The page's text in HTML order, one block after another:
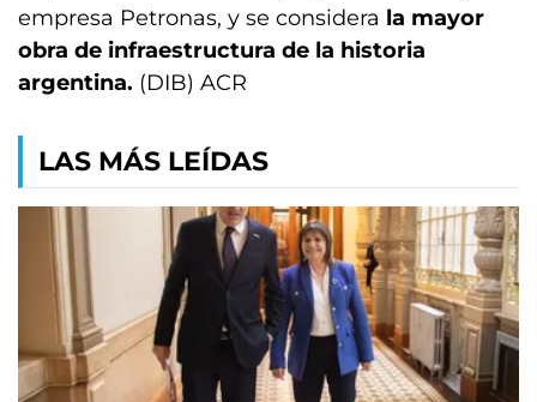
empresa Petronas, y se considera la mayor
obra de infraestructura de la historia
argentina. (DIB) ACR
LAS MÁS LEÍDAS